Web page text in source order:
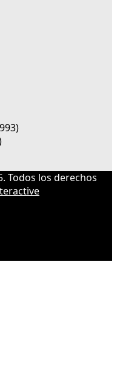
Todos los derechos